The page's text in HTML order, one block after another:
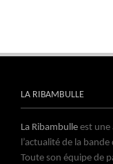
LA RIBAMBULLE
La Ribambulle est une
l’actualité de la bande
Toute son équipe de